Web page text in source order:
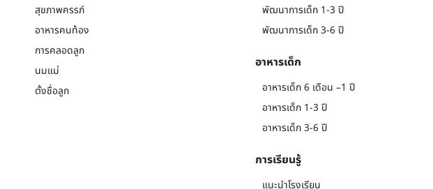
สุขภาพครรภ์
อาหารคนท้อง
การคลอดลูก
นมแม่
ตั้งชื่อลูก
พัฒนาการเด็ก 1-3 ปี
พัฒนาการเด็ก 3-6 ปี
อาหารเด็ก
อาหารเด็ก 6 เดือน –1 ปี
อาหารเด็ก 1-3 ปี
อาหารเด็ก 3-6 ปี
การเรียนรู้
แนะนำโรงเรียน